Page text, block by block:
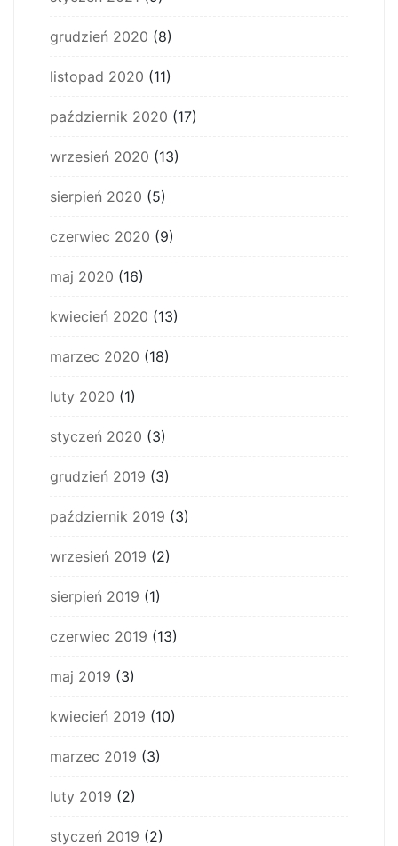
grudzień 2020 (8)
listopad 2020 (11)
październik 2020 (17)
wrzesień 2020 (13)
sierpień 2020 (5)
czerwiec 2020 (9)
maj 2020 (16)
kwiecień 2020 (13)
marzec 2020 (18)
luty 2020 (1)
styczeń 2020 (3)
grudzień 2019 (3)
październik 2019 (3)
wrzesień 2019 (2)
sierpień 2019 (1)
czerwiec 2019 (13)
maj 2019 (3)
kwiecień 2019 (10)
marzec 2019 (3)
luty 2019 (2)
styczeń 2019 (2)